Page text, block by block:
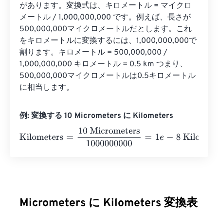
があります。変換式は、キロメートル = マイクロ
メートル / 1,000,000,000 です。例えば、長さが
500,000,000マイクロメートルだとします。これ
をキロメートルに変換するには、1,000,000,000で
割ります。キロメートル = 500,000,000 /
1,000,000,000 キロメートル = 0.5 km つまり、
500,000,000マイクロメートルは0.5キロメートル
に相当します。
例: 変換する 10 Micrometers に Kilometers
Kilometers
10 Micrometers1000000000 -8
Micrometers に Kilometers 変換表